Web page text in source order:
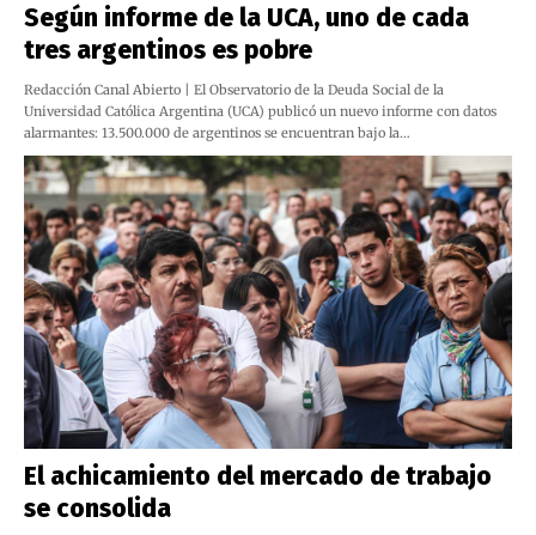
Según informe de la UCA, uno de cada
tres argentinos es pobre
Redacción Canal Abierto | El Observatorio de la Deuda Social de la
Universidad Católica Argentina (UCA) publicó un nuevo informe con datos
alarmantes: 13.500.000 de argentinos se encuentran bajo la…
El achicamiento del mercado de trabajo
se consolida